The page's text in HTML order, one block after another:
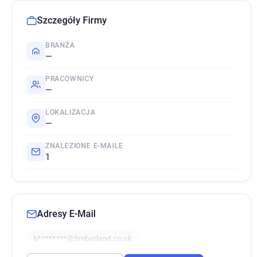
Szczegóły Firmy
BRANŻA
—
PRACOWNICY
—
LOKALIZACJA
—
ZNALEZIONE E-MAILE
1
Adresy E-Mail
b********@timberland.co.uk